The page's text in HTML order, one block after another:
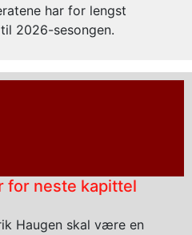
har for lengst
2026-sesongen.
for neste kapittel
Haugen skal være en